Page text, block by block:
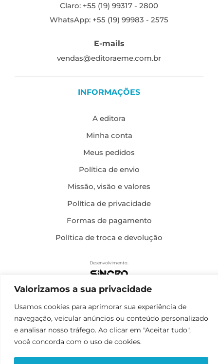
Valorizamos a sua privacidade
Usamos cookies para aprimorar sua experiência de
navegação, veicular anúncios ou conteúdo personalizado
e analisar nosso tráfego. Ao clicar em "Aceitar tudo",
você concorda com o uso de cookies.
Claro: +55 (19) 99317 - 2800
WhatsApp: +55 (19) 99983 - 2575
E-mails
vendas@editoraeme.com.br
INFORMAÇÕES
A editora
Minha conta
Meus pedidos
Política de envio
Missão, visão e valores
Política de privacidade
Formas de pagamento
Política de troca e devolução
Desenvolvimento: